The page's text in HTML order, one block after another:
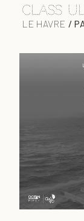
Class
LE HAVRE /